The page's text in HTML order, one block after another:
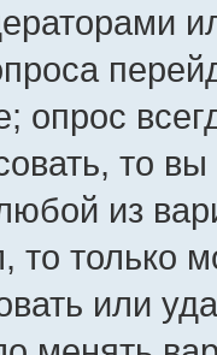
опрос
то
из
то только
или